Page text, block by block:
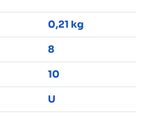
0,21 kg
8
10
U